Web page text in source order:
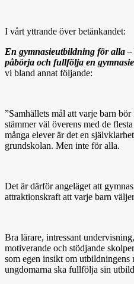
I vårt yttrande över betänkandet:
En gymnasieutbildning för alla
påbörja och fullfölja en
vi bland annat följande:
”Samhällets mål att varje barn
stämmer väl överens med de
många elever är det en
grundskolan. Men inte för alla.
Det är därför angeläget att
attraktionskraft att varje barn
Bra lärare, intressant
motiverande och stödjande
som egen insikt om
ungdomarna ska fullfölja sin